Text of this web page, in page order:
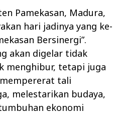
Pamekasan, Madura,
hari jadinya yang ke-
Bersinergi”.
akan digelar tidak
menghibur, tetapi juga
tali
melestarikan budaya,
ekonomi